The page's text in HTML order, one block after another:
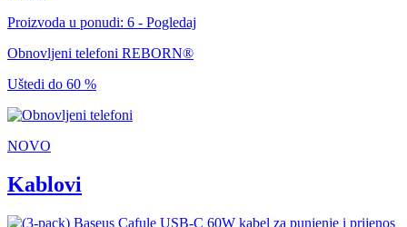
Proizvoda u ponudi: 6 - Pogledaj
Obnovljeni telefoni REBORN®
Uštedi do 60 %
NOVO
Kablovi